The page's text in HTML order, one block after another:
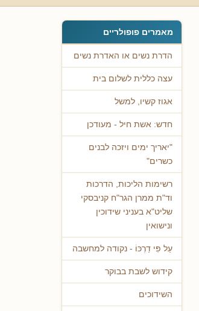
מאמרים פופולריים
הדרת נשים או האדרת נשים
עצה כללית לשלום בית
אגוז קשיו, למשל
חדש: אשת חיל - מעודכן
"יאריך ימים ויזכה לבנים
כשרים"
רשימות הליכות, הדרכות
וד"ת ממרן הגר"ח קניבסקי
שליט"א בעניני שידוכין
ונישואין
עַל פִּי דַרְכּוֹ - נקודה למחשבה
קידוש לשבת בבוקר
השידוכים